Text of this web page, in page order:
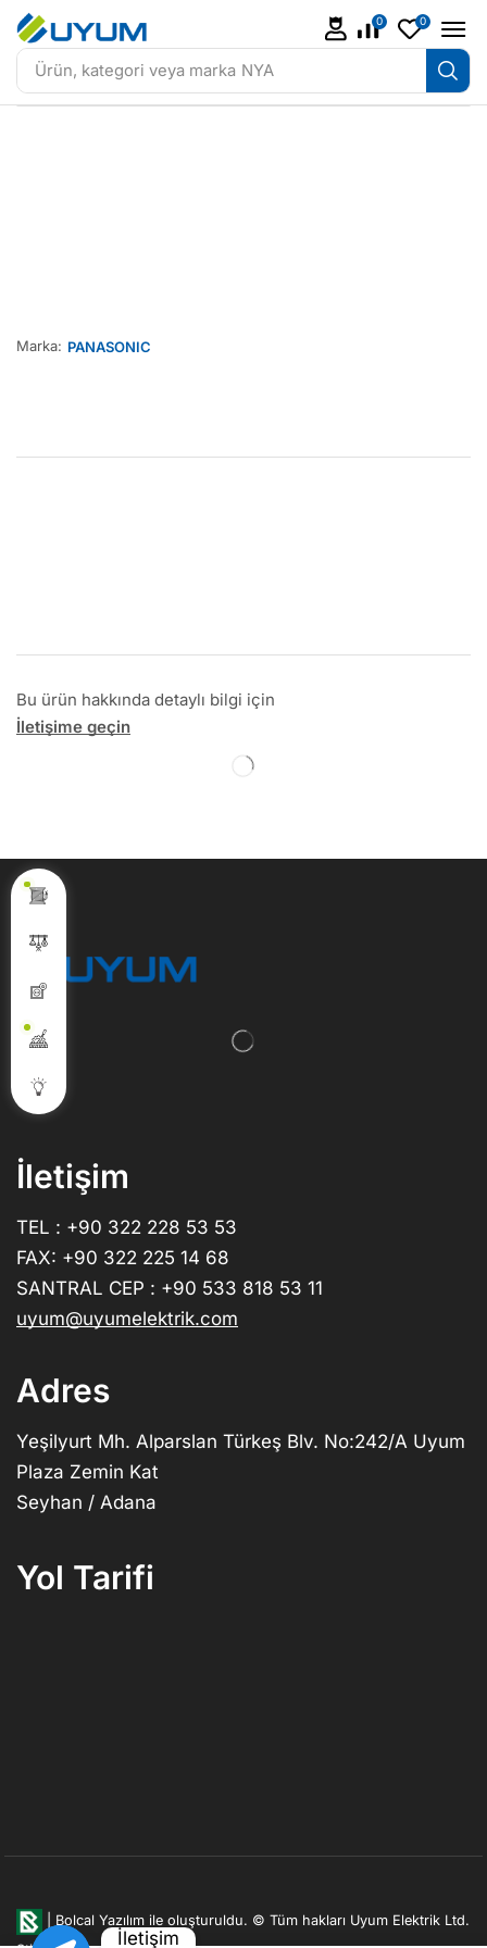
Ürün, kategori veya marka NYA
0 0
Marka: PANASONIC
Bu ürün hakkında detaylı bilgi için
İletişime geçin
İletişim
TEL : +90 322 228 53 53
FAX: +90 322 225 14 68
SANTRAL CEP : +90 533 818 53 11
uyum@uyumelektrik.com
Adres
Yeşilyurt Mh. Alparslan Türkeş Blv. No:242/A Uyum
Plaza Zemin Kat
Seyhan / Adana
Yol Tarifi
Bolcal Yazılım ile oluşturuldu. © Tüm hakları Uyum Elektrik Ltd.
İletişim